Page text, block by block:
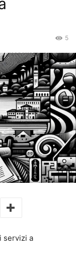
5
servizi a